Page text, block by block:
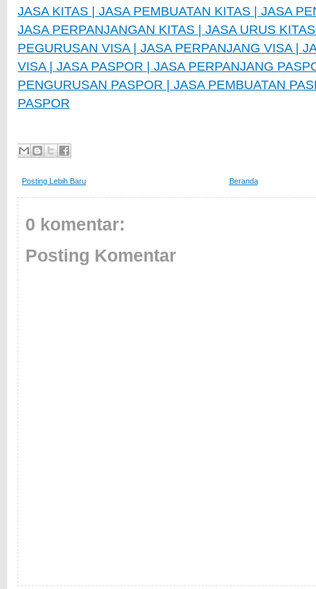
JASA KITAS | JASA PEMBUATAN KITAS | JASA
JASA PERPANJANGAN KITAS | JASA URUS
PEGURUSAN VISA | JASA PERPANJANG VISA |
VISA | JASA PASPOR | JASA PERPANJANG
PENGURUSAN PASPOR | JASA PEMBUATAN
PASPOR
Posting Lebih Baru Beranda
0 komentar:
Posting Komentar